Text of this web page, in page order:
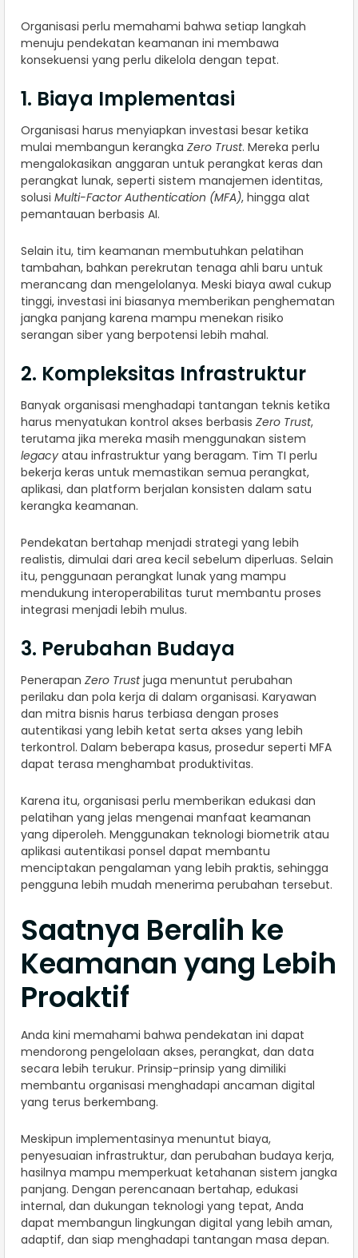
Organisasi perlu memahami bahwa setiap langkah
menuju pendekatan keamanan ini membawa
konsekuensi yang perlu dikelola dengan tepat.
1. Biaya Implementasi
Organisasi harus menyiapkan investasi besar ketika
mulai membangun kerangka Zero Trust. Mereka perlu
mengalokasikan anggaran untuk perangkat keras dan
perangkat lunak, seperti sistem manajemen identitas,
solusi Multi-Factor Authentication (MFA), hingga alat
pemantauan berbasis AI.
Selain itu, tim keamanan membutuhkan pelatihan
tambahan, bahkan perekrutan tenaga ahli baru untuk
merancang dan mengelolanya. Meski biaya awal cukup
tinggi, investasi ini biasanya memberikan penghematan
jangka panjang karena mampu menekan risiko
serangan siber yang berpotensi lebih mahal.
2. Kompleksitas Infrastruktur
Banyak organisasi menghadapi tantangan teknis ketika
harus menyatukan kontrol akses berbasis Zero Trust,
terutama jika mereka masih menggunakan sistem
legacy atau infrastruktur yang beragam. Tim TI perlu
bekerja keras untuk memastikan semua perangkat,
aplikasi, dan platform berjalan konsisten dalam satu
kerangka keamanan.
Pendekatan bertahap menjadi strategi yang lebih
realistis, dimulai dari area kecil sebelum diperluas. Selain
itu, penggunaan perangkat lunak yang mampu
mendukung interoperabilitas turut membantu proses
integrasi menjadi lebih mulus.
3. Perubahan Budaya
Penerapan Zero Trustjuga menuntut perubahan
perilaku dan pola kerja di dalam organisasi. Karyawan
dan mitra bisnis harus terbiasa dengan proses
autentikasi yang lebih ketat serta akses yang lebih
terkontrol. Dalam beberapa kasus, prosedur seperti MFA
dapat terasa menghambat produktivitas.
Karena itu, organisasi perlu memberikan edukasi dan
pelatihan yang jelas mengenai manfaat keamanan
yang diperoleh. Menggunakan teknologi biometrik atau
aplikasi autentikasi ponsel dapat membantu
menciptakan pengalaman yang lebih praktis, sehingga
pengguna lebih mudah menerima perubahan tersebut.
Saatnya Beralih ke
Keamanan yang Lebih
Proaktif
Anda kini memahami bahwa pendekatan ini dapat
mendorong pengelolaan akses, perangkat, dan data
secara lebih terukur. Prinsip-prinsip yang dimiliki
membantu organisasi menghadapi ancaman digital
yang terus berkembang.
Meskipun implementasinya menuntut biaya,
penyesuaian infrastruktur, dan perubahan budaya kerja,
hasilnya mampu memperkuat ketahanan sistem jangka
panjang. Dengan perencanaan bertahap, edukasi
internal, dan dukungan teknologi yang tepat, Anda
dapat membangun lingkungan digital yang lebih aman,
adaptif, dan siap menghadapi tantangan masa depan.